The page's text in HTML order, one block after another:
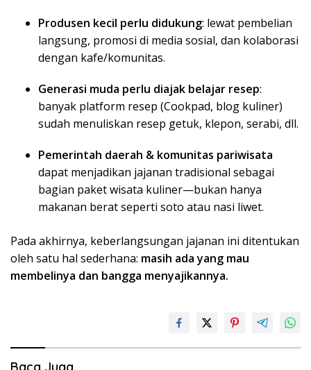
Produsen kecil perlu didukung: lewat pembelian
langsung, promosi di media sosial, dan kolaborasi
dengan kafe/komunitas.
Generasi muda perlu diajak belajar resep:
banyak platform resep (Cookpad, blog kuliner)
sudah menuliskan resep getuk, klepon, serabi, dll.
Pemerintah daerah & komunitas pariwisata
dapat menjadikan jajanan tradisional sebagai
bagian paket wisata kuliner—bukan hanya
makanan berat seperti soto atau nasi liwet.
Pada akhirnya, keberlangsungan jajanan ini ditentukan
oleh satu hal sederhana: masih ada yang mau
membelinya dan bangga menyajikannya.
Baca Juga